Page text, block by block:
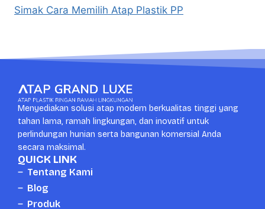
Simak Cara Memilih Atap Plastik PP
Menyediakan solusi atap modern berkualitas tinggi yang
tahan lama, ramah lingkungan, dan inovatif untuk
perlindungan hunian serta bangunan komersial Anda
secara maksimal.
QUICK LINK
Tentang Kami
Blog
Produk